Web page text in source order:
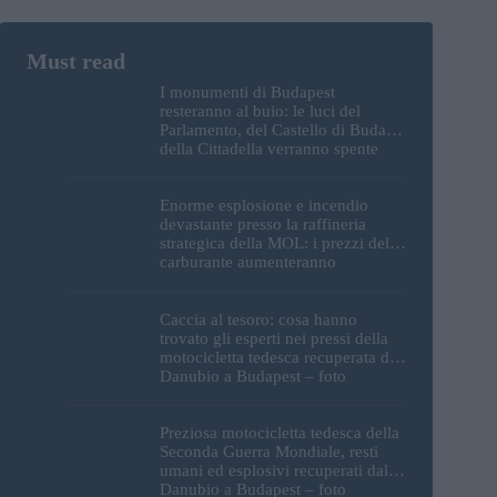
I monumenti di Budapest
resteranno al buio: le luci del
Parlamento, del Castello di Buda e
della Cittadella verranno spente
Enorme esplosione e incendio
devastante presso la raffineria
strategica della MOL: i prezzi del
carburante aumenteranno
Caccia al tesoro: cosa hanno
trovato gli esperti nei pressi della
motocicletta tedesca recuperata dal
Danubio a Budapest – foto
Preziosa motocicletta tedesca della
Seconda Guerra Mondiale, resti
umani ed esplosivi recuperati dal
Danubio a Budapest – foto